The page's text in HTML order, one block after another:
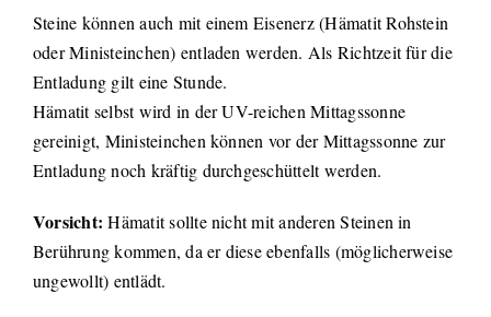
Steine können auch mit einem Eisenerz (Hämatit Rohstein
oder Ministeinchen) entladen werden. Als Richtzeit für die
Entladung gilt eine Stunde.
Hämatit selbst wird in der UV-reichen Mittagssonne
gereinigt, Ministeinchen können vor der Mittagssonne zur
Entladung noch kräftig durchgeschüttelt werden.
Vorsicht: Hämatit sollte nicht mit anderen Steinen in
Berührung kommen, da er diese ebenfalls (möglicherweise
ungewollt) entlädt.